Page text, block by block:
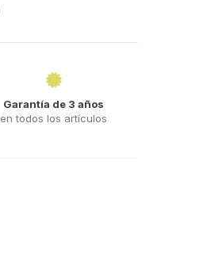
Garantía de 3 años
en todos los artículos